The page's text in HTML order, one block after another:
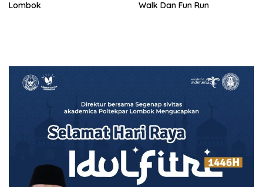
Lombok Walk Dan Fun Run